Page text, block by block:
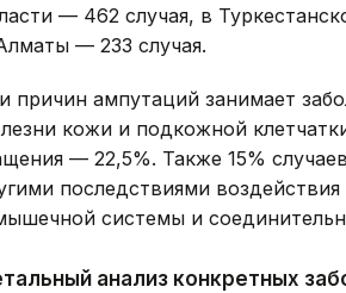
— 462 случая, в
— 233 случая.
причин ампутаций занимает
кожи и подкожной
— 22,5%. Также 15%
последствиями
системы и
анализ конкретных